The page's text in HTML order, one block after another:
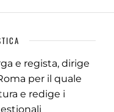
e regista, dirige
per il quale
e redige i